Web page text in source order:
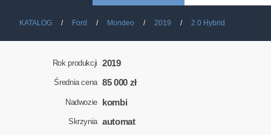
KATALOG Ford Mondeo 2019 2.0 Hybrid
Rok produkcji 2019
Średnia cena 85 000 zł
Nadwozie kombi
Skrzynia automat